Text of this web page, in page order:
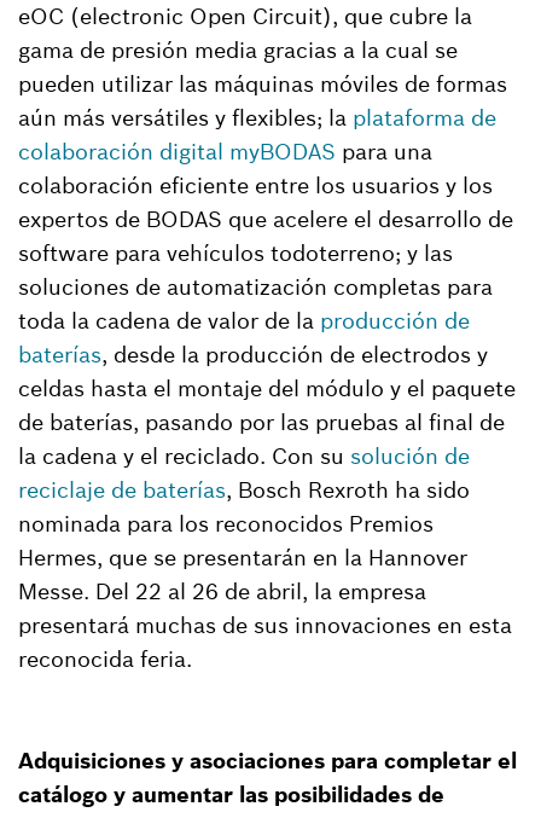
eOC (electronic Open Circuit), que cubre la
gama de presión media gracias a la cual se
pueden utilizar las máquinas móviles de formas
aún más versátiles y flexibles; la plataforma de
colaboración digital myBODAS para una
colaboración eficiente entre los usuarios y los
expertos de BODAS que acelere el desarrollo de
software para vehículos todoterreno; y las
soluciones de automatización completas para
toda la cadena de valor de la producción de
baterías, desde la producción de electrodos y
celdas hasta el montaje del módulo y el paquete
de baterías, pasando por las pruebas al final de
la cadena y el reciclado. Con su solución de
reciclaje de baterías, Bosch Rexroth ha sido
nominada para los reconocidos Premios
Hermes, que se presentarán en la Hannover
Messe. Del 22 al 26 de abril, la empresa
presentará muchas de sus innovaciones en esta
reconocida feria.
Adquisiciones y asociaciones para completar el
catálogo y aumentar las posibilidades de